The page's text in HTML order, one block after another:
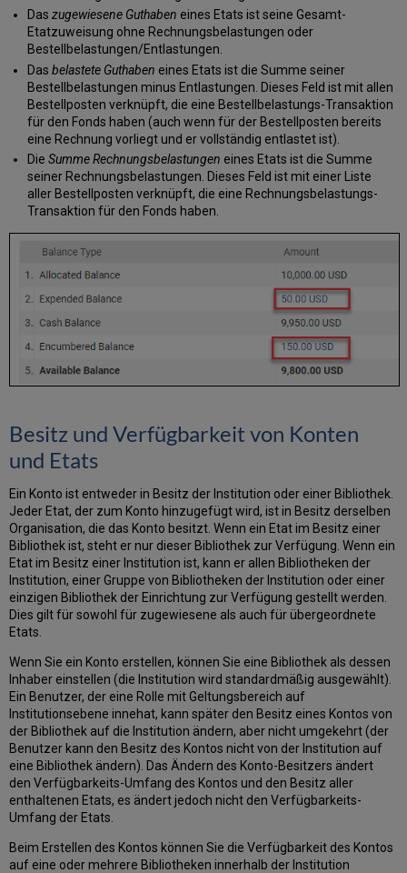
Das zugewiesene Guthaben eines Etats ist seine Gesamt-
Etatzuweisung ohne Rechnungsbelastungen oder
Bestellbelastungen/Entlastungen.
Das belastete Guthaben eines Etats ist die Summe seiner
Bestellbelastungen minus Entlastungen. Dieses Feld ist mit allen
Bestellposten verknüpft, die eine Bestellbelastungs-Transaktion
für den Fonds haben (auch wenn für der Bestellposten bereits
eine Rechnung vorliegt und er vollständig entlastet ist).
Die Summe Rechnungsbelastungen eines Etats ist die Summe
seiner Rechnungsbelastungen. Dieses Feld ist mit einer Liste
aller Bestellposten verknüpft, die eine Rechnungsbelastungs-
Transaktion für den Fonds haben.
Besitz und Verfügbarkeit von Konten
und Etats
Ein Konto ist entweder in Besitz der Institution oder einer Bibliothek.
Jeder Etat, der zum Konto hinzugefügt wird, ist in Besitz derselben
Organisation, die das Konto besitzt. Wenn ein Etat im Besitz einer
Bibliothek ist, steht er nur dieser Bibliothek zur Verfügung. Wenn ein
Etat im Besitz einer Institution ist, kann er allen Bibliotheken der
Institution, einer Gruppe von Bibliotheken der Institution oder einer
einzigen Bibliothek der Einrichtung zur Verfügung gestellt werden.
Dies gilt für sowohl für zugewiesene als auch für übergeordnete
Etats.
Wenn Sie ein Konto erstellen, können Sie eine Bibliothek als dessen
Inhaber einstellen (die Institution wird standardmäßig ausgewählt).
Ein Benutzer, der eine Rolle mit Geltungsbereich auf
Institutionsebene innehat, kann später den Besitz eines Kontos von
der Bibliothek auf die Institution ändern, aber nicht umgekehrt (der
Benutzer kann den Besitz des Kontos nicht von der Institution auf
eine Bibliothek ändern). Das Ändern des Konto-Besitzers ändert
den Verfügbarkeits-Umfang des Kontos und den Besitz aller
enthaltenen Etats, es ändert jedoch nicht den Verfügbarkeits-
Umfang der Etats.
Beim Erstellen des Kontos können Sie die Verfügbarkeit des Kontos
auf eine oder mehrere Bibliotheken innerhalb der Institution